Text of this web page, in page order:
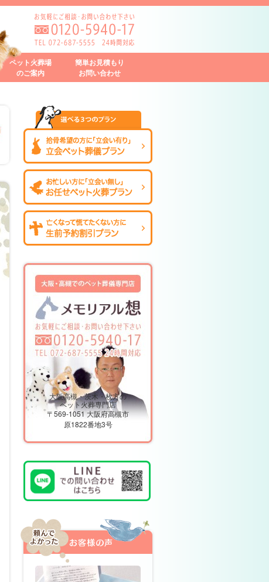
ペット火葬場
のご案内
簡単お見積もり
お問い合わせ
大阪高槻・茨木・枚方の
ペット火葬専門店
〒569-1051 大阪府高槻市
原1822番地3号